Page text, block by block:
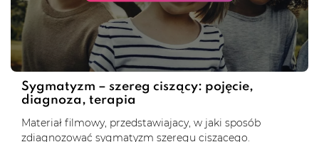
Sygmatyzm – szereg ciszący: pojęcie,
diagnoza, terapia
Materiał filmowy, przedstawiajacy, w jaki sposób
zdiagnozować sygmatyzm szeregu ciszącego.